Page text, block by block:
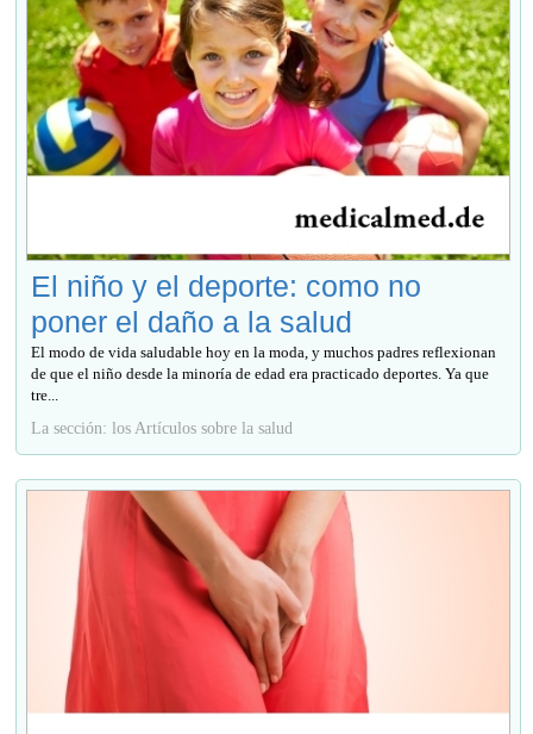
El niño y el deporte: como no
poner el daño a la salud
El modo de vida saludable hoy en la moda, y muchos padres reflexionan
de que el niño desde la minoría de edad era practicado deportes. Ya que
tre...
La sección: los Artículos sobre la salud